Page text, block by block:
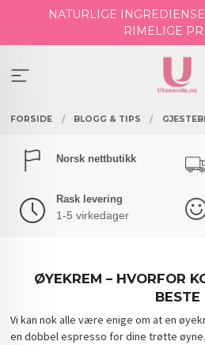
NATURLIGE
RIMELIGE
FORSIDE BLOGG & TIPS
Norsk nettbutikk
Rask levering
1-5 virkedager
ØYEKREM – HVORFOR
BESTE
Vi kan nok alle være enige om at en
en dobbel espresso for dine trøtte